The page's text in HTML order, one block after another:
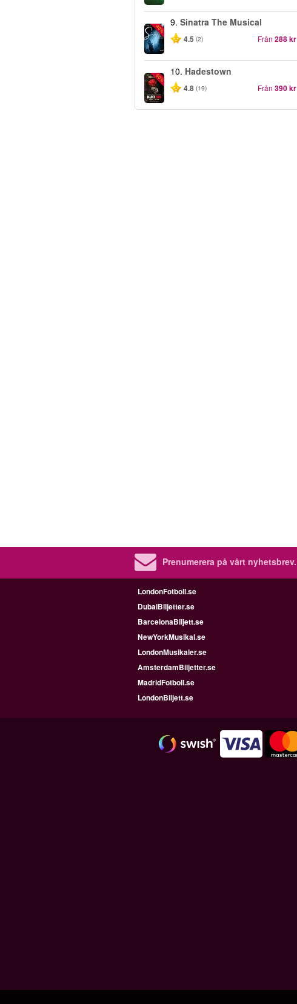
-40%
9. Sinatra The Musical
4.5 (2) Från 288 kr
-50%
10. Hadestown
4.8 (19) Från 390 kr
Prenumerera på vårt nyhetsbrev.
LondonFotboll.se
DubaiBiljetter.se
BarcelonaBiljett.se
NewYorkMusikal.se
LondonMusikaler.se
AmsterdamBiljetter.se
MadridFotboll.se
LondonBiljett.se